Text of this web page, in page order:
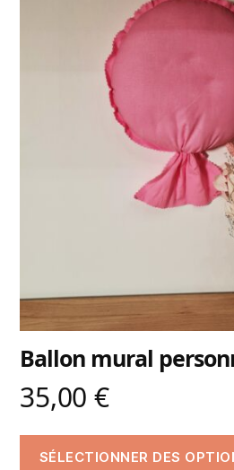
Ballon mural
35,00 €
SÉLECTIONNER DES